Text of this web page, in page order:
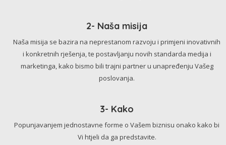
2- Naša misija
Naša misija se bazira na neprestanom razvoju i primjeni inovativnih
i konkretnih rješenja, te postavljanju novih standarda medija i
marketinga, kako bismo bili trajni partner u unapređenju Vašeg
poslovanja.
3- Kako
Popunjavanjem jednostavne forme o Vašem biznisu onako kako bi
Vi htjeli da ga predstavite.